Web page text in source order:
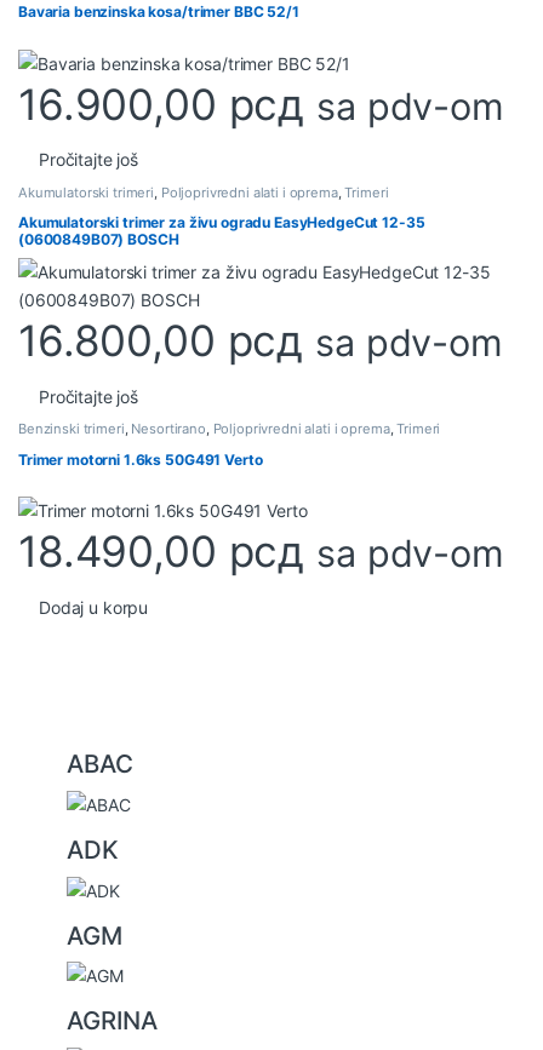
Bavaria benzinska kosa/trimer BBC 52/1
16.900,00 рсд sa pdv-om
Pročitajte još
Akumulatorski trimeri Poljoprivredni alati i oprema,Trimeri
Akumulatorski trimer za živu ogradu EasyHedgeCut 12-35
(0600849B07) BOSCH
16.800,00 рсд sa pdv-om
Pročitajte još
Benzinski trimeri, Nesortirano, Poljoprivredni alati i oprema,Trimeri
Trimer motorni 1.6ks 50G491 Verto
18.490,00 рсд sa pdv-om
Dodaj u korpu
ABAC
ADK
AGM
AGRINA